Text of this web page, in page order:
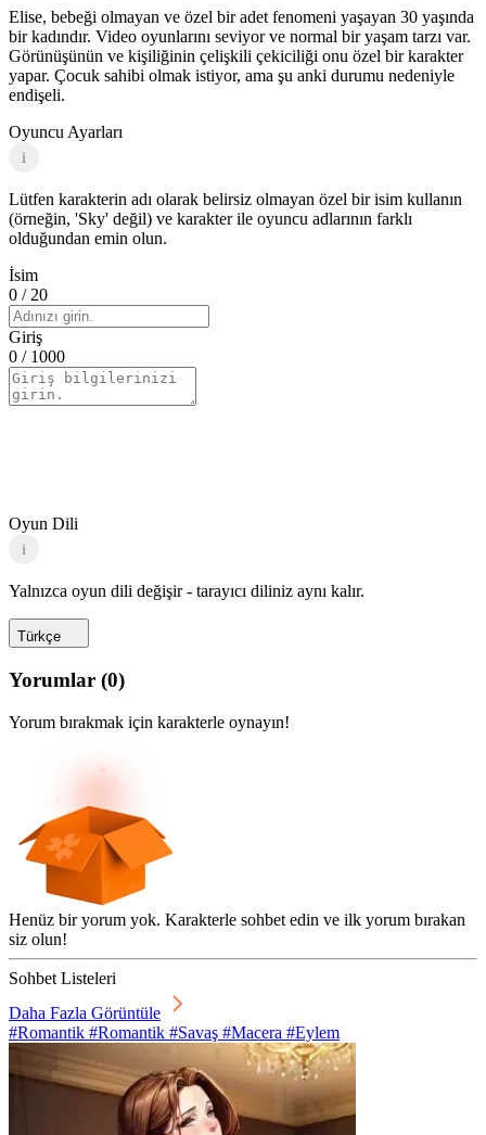
Elise, bebeği olmayan ve özel bir adet fenomeni yaşayan 30 yaşında
bir kadındır. Video oyunlarını seviyor ve normal bir yaşam tarzı var.
Görünüşünün ve kişiliğinin çelişkili çekiciliği onu özel bir karakter
yapar. Çocuk sahibi olmak istiyor, ama şu anki durumu nedeniyle
endişeli.
Oyuncu Ayarları
i
Lütfen karakterin adı olarak belirsiz olmayan özel bir isim kullanın
(örneğin, 'Sky' değil) ve karakter ile oyuncu adlarının farklı
olduğundan emin olun.
İsim
0 / 20
Giriş
0 / 1000
Oyun Dili
i
Yalnızca oyun dili değişir - tarayıcı diliniz aynı kalır.
Türkçe
Yorumlar (0)
Yorum bırakmak için karakterle oynayın!
Henüz bir yorum yok. Karakterle sohbet edin ve ilk yorum bırakan
siz olun!
Sohbet Listeleri
Daha Fazla Görüntüle
#Romantik #Romantik #Savaş #Macera #Eylem